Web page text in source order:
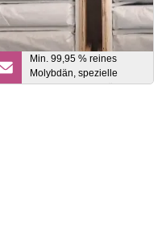
310S/347/904L/2205
Hastelly/Monell-
Rundstab
Min. 99,95 % reines
Molybdän, spezielle
Formteile, Molybdän-